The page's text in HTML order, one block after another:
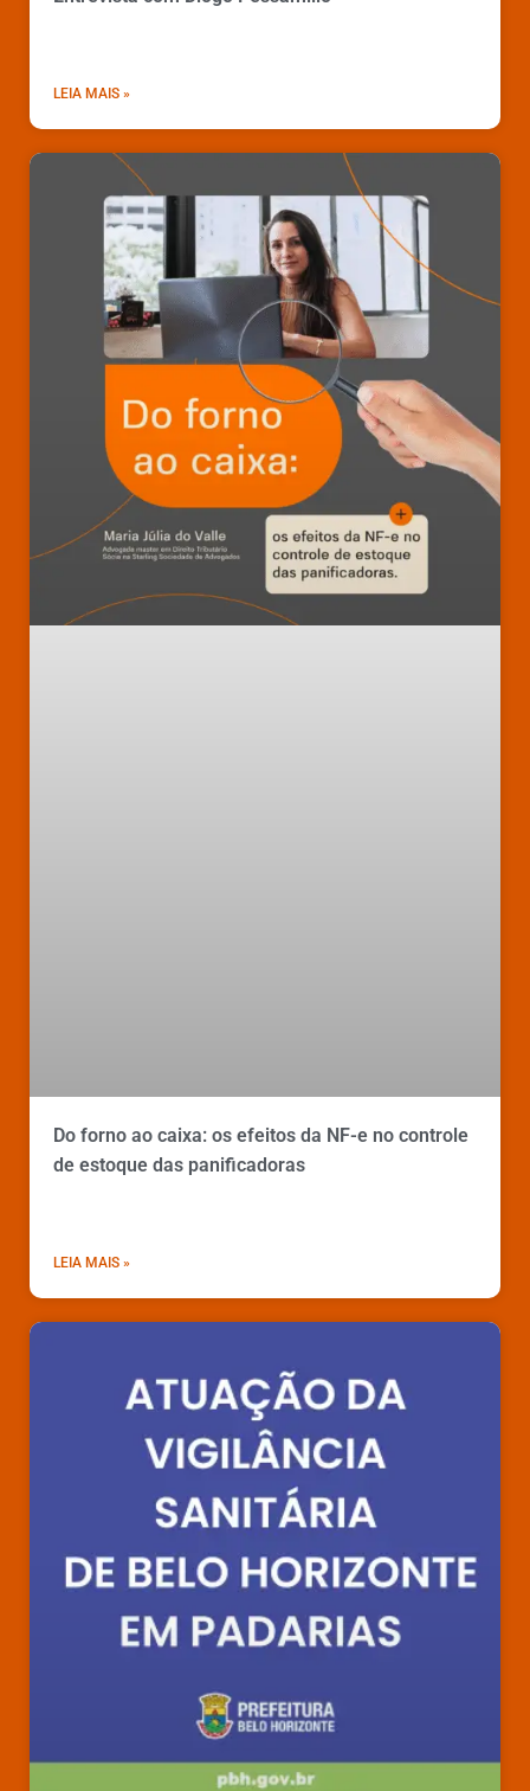
LEIA MAIS »
Do forno ao caixa: os efeitos da NF-e no controle
de estoque das panificadoras
LEIA MAIS »